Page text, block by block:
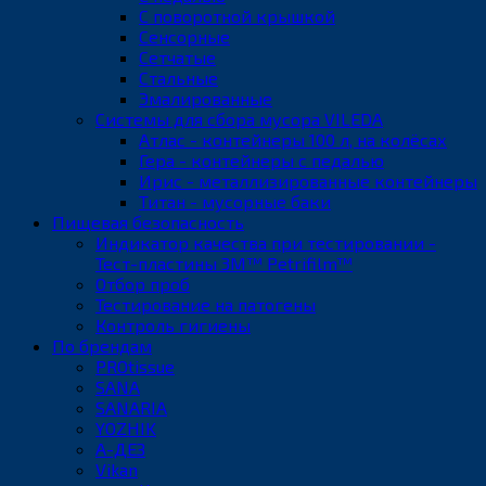
С поворотной крышкой
Сенсорные
Сетчатые
Стальные
Эмалированные
Системы для сбора мусора VILEDA
Атлас - контейнеры 100 л, на колёсах
Гера - контейнеры с педалью
Ирис - металлизированные контейнеры
Титан - мусорные баки
Пищевая безопасность
Индикатор качества при тестировании -
Тест-пластины 3M™ Petrifilm™
Отбор проб
Тестирование на патогены
Контроль гигиены
По брендам
PROtissue
SANA
SANARIA
YOZHIK
А-ДЕЗ
Vikan